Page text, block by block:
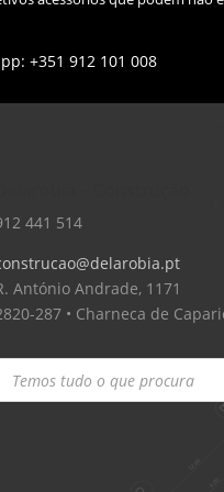
+351 912 101 008
441 514
António Andrade, 1171
287 • Charneca de
search